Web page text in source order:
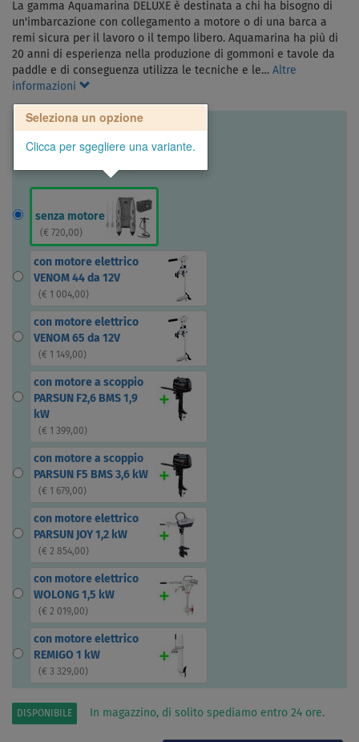
La gamma Aquamarina DELUXE è destinata a chi ha bisogno di
un'imbarcazione con collegamento a motore o di una barca a
remi sicura per il lavoro o il tempo libero. Aquamarina ha più di
20 anni di esperienza nella produzione di gommoni e tavole da
paddle e di conseguenza utilizza le tecniche e le… Altre
informazioni
Seleziona un opzione
Clicca per sgegliere una variante.
senza motore
( € 720,00)
con motore elettrico
VENOM 44 da 12V
( € 1 004,00)
con motore elettrico
VENOM 65 da 12V
( € 1 149,00)
con motore a scoppio
PARSUN F2,6 BMS 1,9
kW
( € 1 399,00)
con motore a scoppio
PARSUN F5 BMS 3,6 kW
( € 1 679,00)
con motore elettrico
PARSUN JOY 1,2 kW
( € 2 854,00)
con motore elettrico
WOLONG 1,5 kW
( € 2 019,00)
con motore elettrico
REMIGO 1 kW
( € 3 329,00)
DISPONIBILE In magazzino, di solito spediamo entro 24 ore.